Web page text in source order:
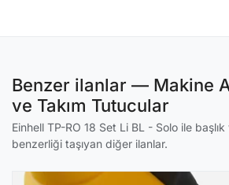
Benzer ilanlar — Makine
ve Takım Tutucular
Einhell TP-RO 18 Set Li BL - Solo ile başlık
benzerliği taşıyan diğer ilanlar.